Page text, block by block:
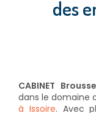
des
CABINET
dans le domaine
à Issoire. Avec